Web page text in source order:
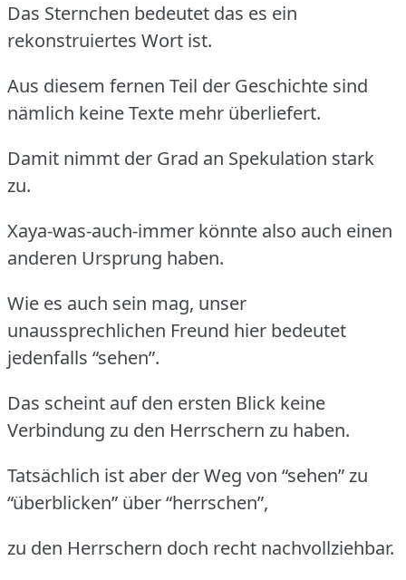
Das Sternchen bedeutet das es ein
rekonstruiertes Wort ist.
Aus diesem fernen Teil der Geschichte sind
nämlich keine Texte mehr überliefert.
Damit nimmt der Grad an Spekulation stark
zu.
Xaya-was-auch-immer könnte also auch einen
anderen Ursprung haben.
Wie es auch sein mag, unser
unaussprechlichen Freund hier bedeutet
jedenfalls “sehen”.
Das scheint auf den ersten Blick keine
Verbindung zu den Herrschern zu haben.
Tatsächlich ist aber der Weg von “sehen” zu
“überblicken” über “herrschen”,
zu den Herrschern doch recht nachvollziehbar.